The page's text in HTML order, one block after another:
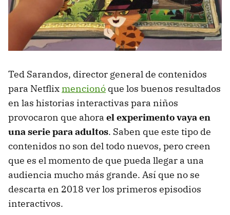
Ted Sarandos, director general de contenidos
para Netflixmencionó que los buenos resultados
en las historias interactivas para niños
provocaron que ahora el experimento vaya en
una serie para adultos. Saben que este tipo de
contenidos no son del todo nuevos, pero creen
que es el momento de que pueda llegar a una
audiencia mucho más grande. Así que no se
descarta en 2018 ver los primeros episodios
interactivos.